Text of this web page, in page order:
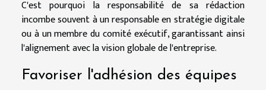
C'est pourquoi la responsabilité de sa rédaction
incombe souvent à un responsable en stratégie digitale
ou à un membre du comité exécutif, garantissant ainsi
l'alignement avec la vision globale de l'entreprise.
Favoriser l'adhésion des équipes